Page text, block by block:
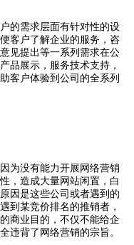
需求层面有针对性的设
客户了解企业的服务，咨
见提出等一系列需求在公
品展示，服务技术支持，
客户体验到公司的全系列
没有能力开展网络营销
，造成大量网站闲置，白
因是这些公司或者遇到的
到某竞价排名的推销者，
商业目的，不仅不能给企
违背了网络营销的宗旨。